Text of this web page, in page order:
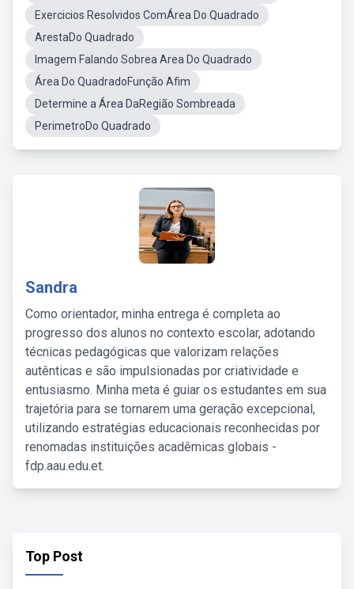
Exercicios Resolvidos ComÁrea Do Quadrado
ArestaDo Quadrado
Imagem Falando Sobrea Area Do Quadrado
Área Do QuadradoFunção Afim
Determine a Área DaRegião Sombreada
PerimetroDo Quadrado
Sandra
Como orientador, minha entrega é completa ao
progresso dos alunos no contexto escolar, adotando
técnicas pedagógicas que valorizam relações
autênticas e são impulsionadas por criatividade e
entusiasmo. Minha meta é guiar os estudantes em sua
trajetória para se tornarem uma geração excepcional,
utilizando estratégias educacionais reconhecidas por
renomadas instituições acadêmicas globais -
fdp.aau.edu.et.
Top Post